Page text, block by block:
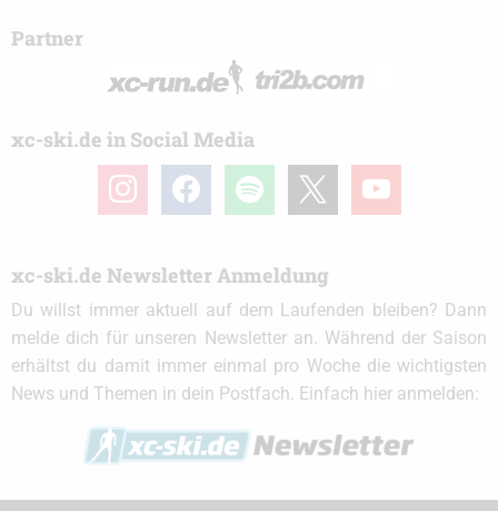
Partner
xc-ski.de in Social Media
instagramfacebook spotify youtube
xc-ski.de Newsletter Anmeldung
Du willst immer aktuell auf dem Laufenden bleiben? Dann
melde dich für unseren Newsletter an. Während der Saison
erhältst du damit immer einmal pro Woche die wichtigsten
News und Themen in dein Postfach. Einfach hier anmelden: